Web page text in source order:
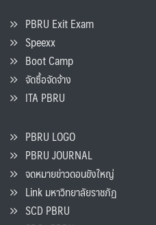
PBRU Exit Exam
Speexx
Boot Camp
จัดซื้อจัดจ้าง
ITA PBRU
PBRU LOGO
PBRU JOURNAL
จดหมายข่าวดอนขังใหญ่
Link มหาวิทยาลัยราชภัฏ
SCD PBRU